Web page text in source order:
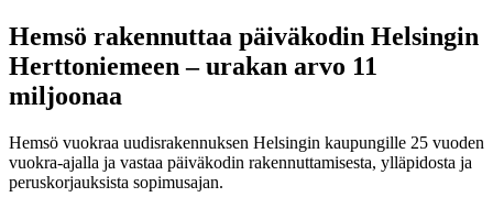
Hemsö rakennuttaa päiväkodin Helsingin
Herttoniemeen – urakan arvo 11
miljoonaa
Hemsö vuokraa uudisrakennuksen Helsingin kaupungille 25 vuoden
vuokra-ajalla ja vastaa päiväkodin rakennuttamisesta, ylläpidosta ja
peruskorjauksista sopimusajan.